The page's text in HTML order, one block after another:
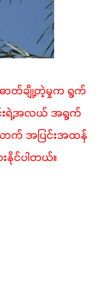
ဓာတ်ချို့တဲ့မှုက ရွက်
င်းရဲ့အလယ် အရွက်
ာက် အပြင်းအထန်
နိုင်ပါတယ်။